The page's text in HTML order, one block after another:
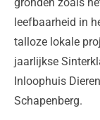
gronden zoals
leefbaarheid in
talloze lokale
jaarlijkse
Inloophuis
Schapenberg.